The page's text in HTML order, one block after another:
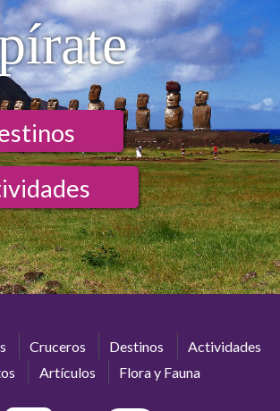
Cruceros Destinos
Actividades
Artículos Flora y Fauna